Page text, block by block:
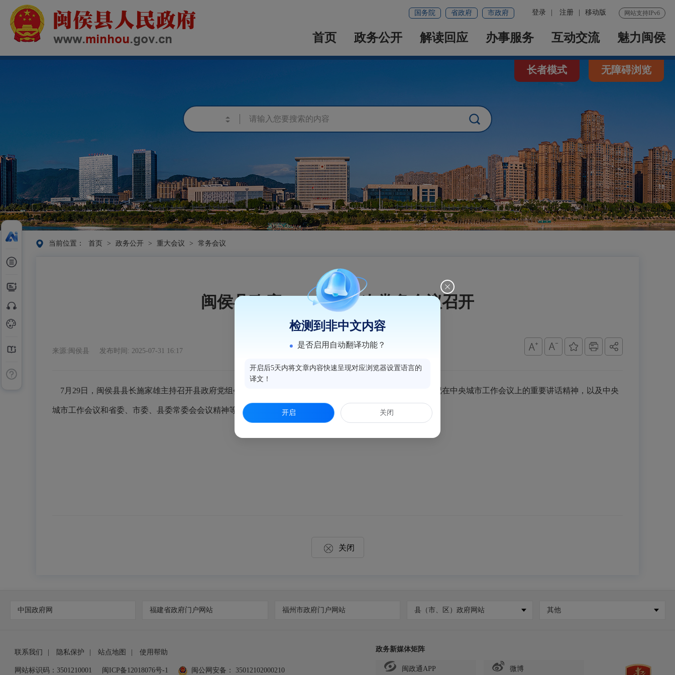
网站支持IPv6
登录 注册 移动版
国务院 省政府 市政府
首页 政务公开 解读回应 办事服务 互动交流 魅力闽侯
长者模式 无障碍浏览
当前位置： 首页 > 政务公开 > 重大会议 > 常务会议
闽侯县政府2025年第23次常务会议召开
来源:闽侯县 发布时间: 2025-07-31 16:17
7月 29日，闽侯县县长施家雄主持召开县政府党组会议和2025年第23次常务会议。 会议传达学习习近平总书记在中央城市工作会议上的重要讲话精神，以及中央
城市工作会议和省委、市委、县委常委会会议精神等，研究县政府初步贯彻意见。（ 陈堡 林鑫/报道）
关闭
中国政府网 福建省政府门户网站 福州市政府门户网站 县（市、区）政府网站 其他
联系我们 隐私保护 站点地图 使用帮助
网站标识码：3501210001 闽ICP备12018076号-1 闽公网安备： 35012102000210
政务新媒体矩阵
闽政通APP 微博
检测到非中文内容
是否启用自动翻译功能？
开启后5天内将文章内容快速呈现对应浏览器设置语言的
译文！
开启 关闭